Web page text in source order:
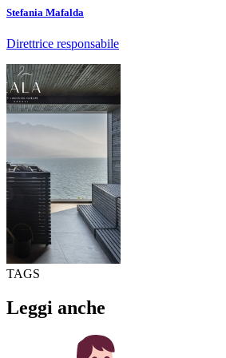
Stefania Mafalda
Direttrice responsabile
TAGS
Leggi anche